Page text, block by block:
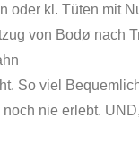
oder kl. Tüten mit
von Bodø nach
So viel
nie erlebt.